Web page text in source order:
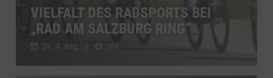
VIELFALT DES RADSPORTS BEI
„RAD AM SALZBURG RING“
Di., 4. Aug. // 282
YouTube
Google Ireland Limited, Irland Details